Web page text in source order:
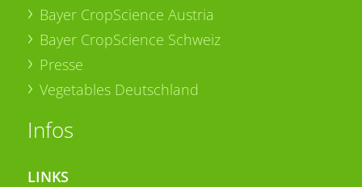
Bayer CropScience Austria
Bayer CropScience Schweiz
Presse
Vegetables Deutschland
Infos
LINKS